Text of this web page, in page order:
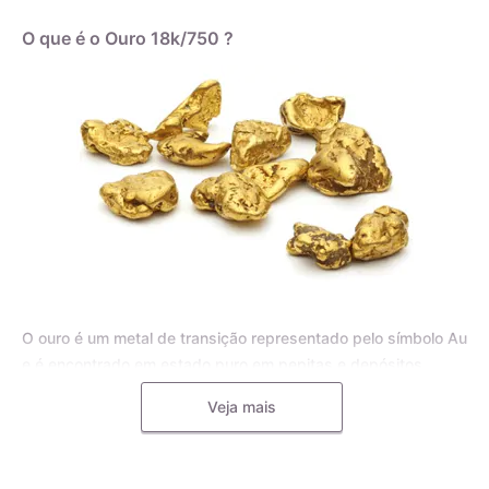
Veja mais
O que é o Ouro 18k/750 ?
O ouro é um metal de transição representado pelo símbolo Au
aluviais, bem como em pequenas inclusões em rochas
metamórficas e minerais, como o quartzo. Para joias, o ouro